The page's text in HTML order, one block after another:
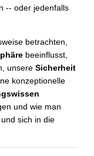
-- oder jedenfalls
betrachten,
beeinflusst,
unsere Sicherheit
konzeptionelle
und wie man
sich in die